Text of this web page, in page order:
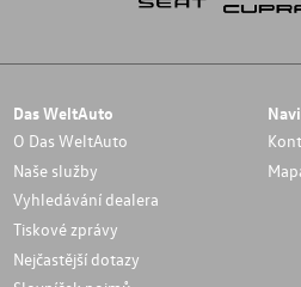
Das WeltAuto
O Das WeltAuto
Naše služby
Vyhledávání dealera
Tiskové zprávy
Nejčastější dotazy